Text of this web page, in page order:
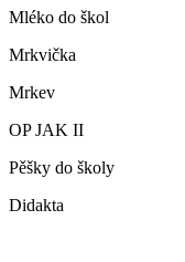
Mléko do škol
Mrkvička
Mrkev
OP JAK II
Pěšky do školy
Didakta